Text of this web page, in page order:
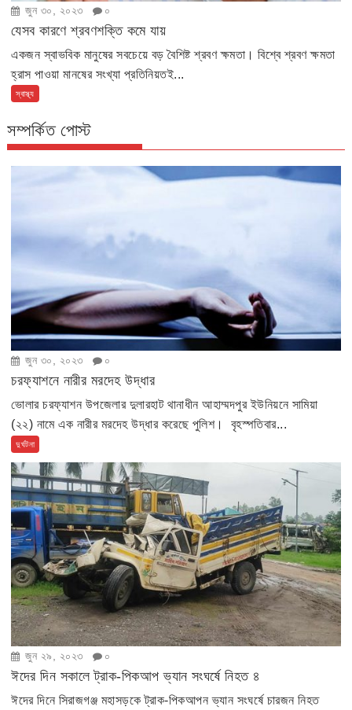
জুন ৩০, ২০২৩ ০
যেসব কারণে শ্রবণশক্তি কমে যায়
একজন স্বাভবিক মানুষের সবচেয়ে বড় বৈশিষ্ট শ্রবণ ক্ষমতা। বিশ্বে শ্রবণ ক্ষমতা
হ্রাস পাওয়া মানষের সংখ্যা প্রতিনিয়তই...
স্বাস্থ্য
সম্পর্কিত পোস্ট
জুন ৩০, ২০২৩ ০
চরফ্যাশনে নারীর মরদেহ উদ্ধার
ভোলার চরফ্যাশন উপজেলার দুলারহাট থানাধীন আহাম্মদপুর ইউনিয়নে সামিয়া
(২২) নামে এক নারীর মরদেহ উদ্ধার করেছে পুলিশ। বৃহস্পতিবার...
দুর্ঘটনা
জুন ২৯, ২০২৩ ০
ঈদের দিন সকালে ট্রাক-পিকআপ ভ্যান সংঘর্ষে নিহত ৪
ঈদের দিনে সিরাজগঞ্জ মহাসড়কে ট্রাক-পিকআপন ভ্যান সংঘর্ষে চারজন নিহত